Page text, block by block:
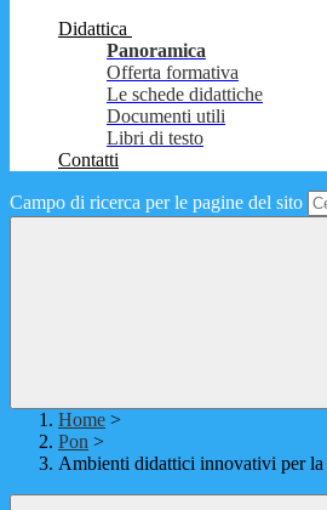
Didattica
Panoramica
Offerta formativa
Le schede didattiche
Documenti utili
Libri di testo
Contatti
Campo di ricerca per le pagine del sito
Home >
Pon >
Ambienti didattici innovativi per la